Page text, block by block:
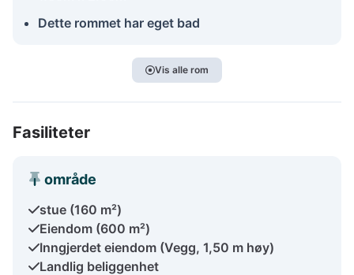
Dette rommet har eget bad
Vis alle rom
Fasiliteter
område
stue (160 m²)
Eiendom (600 m²)
Inngjerdet eiendom (Vegg, 1,50 m høy)
Landlig beliggenhet